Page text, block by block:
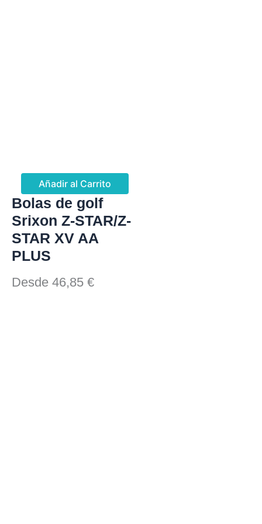
Añadir al Carrito
Bolas de golf
Srixon Z-STAR/Z-
STAR XV AA
PLUS
Desde 46,85 €